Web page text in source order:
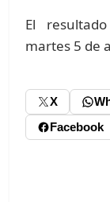
El
martes 5 de
X
Facebook